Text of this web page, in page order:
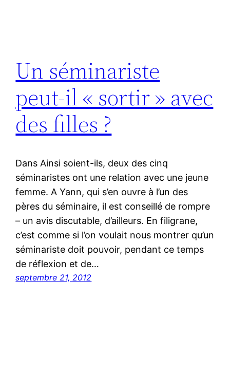
Un séminariste
peut-il « sortir » avec
des filles ?
Dans Ainsi soient-ils, deux des cinq
séminaristes ont une relation avec une jeune
femme. A Yann, qui s’en ouvre à l’un des
pères du séminaire, il est conseillé de rompre
– un avis discutable, d’ailleurs. En filigrane,
c’est comme si l’on voulait nous montrer qu’un
séminariste doit pouvoir, pendant ce temps
de réflexion et de…
septembre 21, 2012